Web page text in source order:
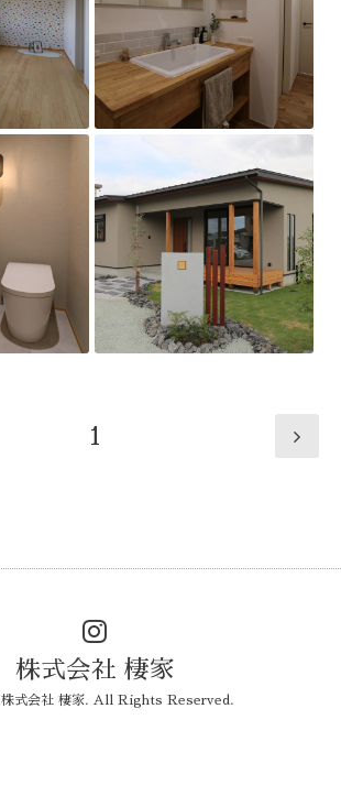
1
株式会社 棲家
株式会社 棲家. All Rights Reserved.